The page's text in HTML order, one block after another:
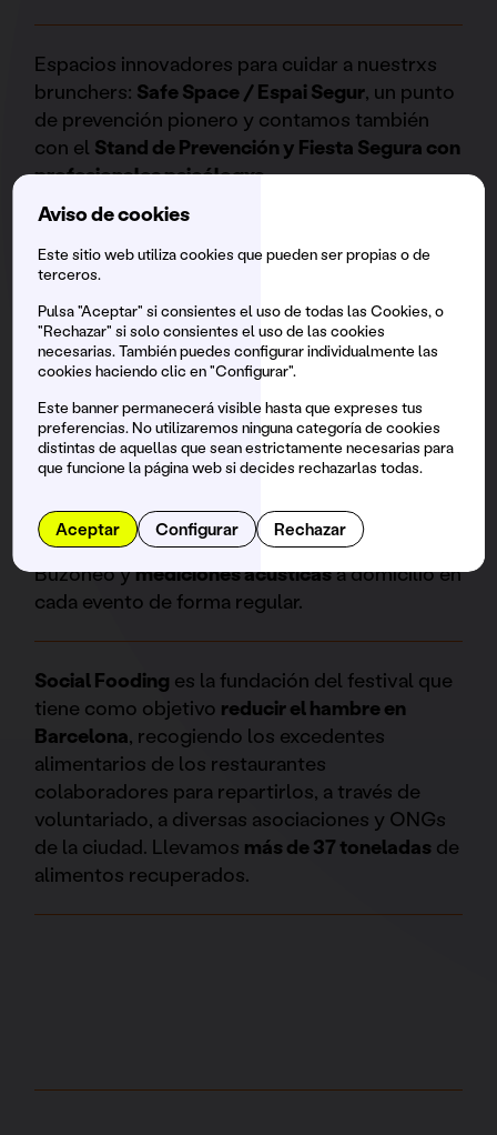
Espacios innovadores para cuidar a nuestrxs
brunchers: Safe Space / Espai Segur, un punto
de prevención pionero y contamos también
con el Stand de Prevención y Fiesta Segura con
profesionales psicólogxs.
Somos un espacio family friendly. Son más de
4.000 familias
domingos con nosotrxs.
donados a causas locales.
Más de40 agentescívicos para garantizar una
Buzoneo ymediciones acústicasa domicilio en
cada evento de forma regular.
Social Fooding es la fundación del festival que
tiene como objetivo reducir el hambre en
Barcelona, recogiendo los excedentes
alimentarios de los restaurantes
colaboradores para repartirlos, a través de
voluntariado, a diversas asociaciones y ONGs
de la ciudad. Llevamos más de 37 toneladas de
alimentos recuperados.
Aviso de cookies
Este sitio web utiliza cookies que pueden ser propias o de
terceros.
Pulsa "Aceptar" si consientes el uso de todas las Cookies, o
"Rechazar" si solo consientes el uso de las cookies
necesarias. También puedes configurar individualmente las
cookies haciendo clic en "Configurar".
Este banner permanecerá visible hasta que expreses tus
preferencias. No utilizaremos ninguna categoría de cookies
distintas de aquellas que sean estrictamente necesarias para
que funcione la página web si decides rechazarlas todas.
Aceptar Configurar Rechazar